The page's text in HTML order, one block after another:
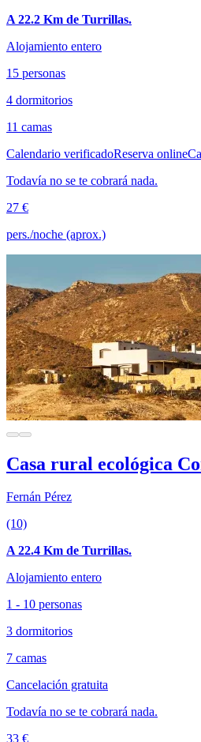
A 22.2 Km de Turrillas.
Alojamiento entero
15 personas
4 dormitorios
11 camas
Calendario verificadoReserva online
Todavía no se te cobrará nada.
27 €
pers./noche (aprox.)
Casa rural ecológica
Fernán Pérez
(10)
A 22.4 Km de Turrillas.
Alojamiento entero
1 - 10 personas
3 dormitorios
7 camas
Cancelación gratuita
Todavía no se te cobrará nada.
33 €